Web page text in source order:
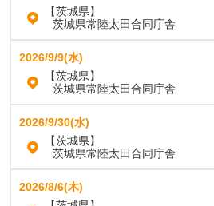
【茨城県】
茨城県常陸太田合同庁舎
2026/9/9(水)
【茨城県】
茨城県常陸太田合同庁舎
2026/9/30(水)
【茨城県】
茨城県常陸太田合同庁舎
2026/8/6(木)